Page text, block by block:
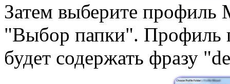
Затем выберите
"Выбор папки". Профиль
будет содержать фразу